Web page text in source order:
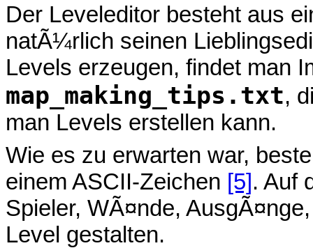
Der Leveleditor besteht aus
natÃ¼rlich seinen
Levels erzeugen, findet man
map_making_tips.txt,
man Levels erstellen kann.
Wie es zu erwarten war,
einem ASCII-Zeichen [5]. Auf
Spieler, WÃ¤nde,
Level gestalten.